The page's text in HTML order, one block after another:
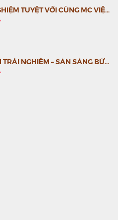
TRẢI NGHIỆM TUYỆT VỜI CÙNG MC VIỆT NAM
DU LỊCH TRẢI NGHIỆM – SẴN SÀNG BỨT PHÁ CÙNG MC VIỆT NAM